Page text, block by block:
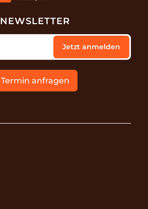
NEWSLETTER
Jetzt anmelden
Termin anfragen